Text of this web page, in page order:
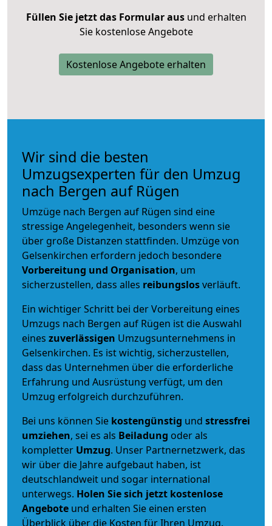
Füllen Sie jetzt das Formular ausund erhalten
Sie kostenlose Angebote
Kostenlose Angebote erhalten
Wir sind die besten
Umzugsexperten für den Umzug
nach Bergen auf Rügen
Umzüge nach Bergen auf Rügen sind eine
stressige Angelegenheit, besonders wenn sie
über große Distanzen stattfinden. Umzüge von
Gelsenkirchen erfordern jedoch besondere
Vorbereitung und Organisation, um
sicherzustellen, dass alles reibungslosverläuft.
Ein wichtiger Schritt bei der Vorbereitung eines
Umzugs nach Bergen auf Rügen ist die Auswahl
eines zuverlässigen Umzugsunternehmens in
Gelsenkirchen. Es ist wichtig, sicherzustellen,
dass das Unternehmen über die erforderliche
Erfahrung und Ausrüstung verfügt, um den
Umzug erfolgreich durchzuführen.
Bei uns können Sie kostengünstig und stressfrei
umziehen, sei es als Beiladung oder als
kompletter Umzug. Unser Partnernetzwerk, das
wir über die Jahre aufgebaut haben, ist
deutschlandweit und sogar international
unterwegs. Holen Sie sich jetzt kostenlose
Angebote und erhalten Sie einen ersten
Überblick über die Kosten für Ihren Umzug.